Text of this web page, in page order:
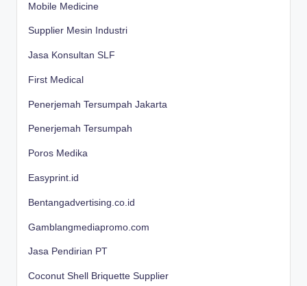
Mobile Medicine
Supplier Mesin Industri
Jasa Konsultan SLF
First Medical
Penerjemah Tersumpah Jakarta
Penerjemah Tersumpah
Poros Medika
Easyprint.id
Bentangadvertising.co.id
Gamblangmediapromo.com
Jasa Pendirian PT
Coconut Shell Briquette Supplier